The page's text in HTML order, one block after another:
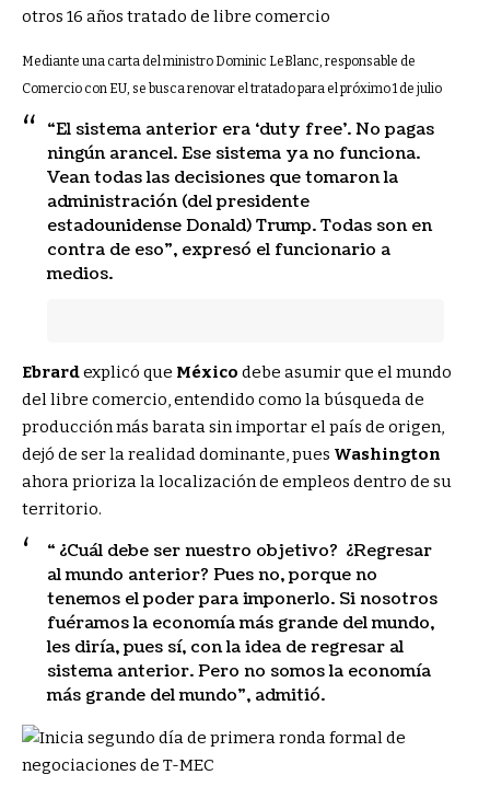
otros 16 años tratado de libre comercio
Mediante una carta del ministro Dominic LeBlanc, responsable de
Comercio con EU, se busca renovar el tratado para el próximo 1 de julio
“El sistema anterior era ‘duty free’. No pagas
ningún arancel. Ese sistema ya no funciona.
Vean todas las decisiones que tomaron la
administración (del presidente
estadounidense Donald) Trump. Todas son en
contra de eso”, expresó el funcionario a
medios.
Ebrardexplicó que México debe asumir que el mundo
del libre comercio, entendido como la búsqueda de
producción más barata sin importar el país de origen,
dejó de ser la realidad dominante, pues Washington
ahora prioriza la localización de empleos dentro de su
territorio.
“¿Cuál debe ser nuestro objetivo? ¿Regresar
al mundo anterior? Pues no, porque no
tenemos el poder para imponerlo. Si nosotros
fuéramos la economía más grande del mundo,
les diría, pues sí, con la idea de regresar al
sistema anterior. Pero no somos la economía
más grande del mundo”, admitió.